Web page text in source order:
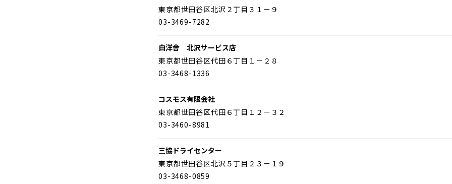
東京都世田谷区北沢２丁目３１－９
03-3469-7282
白洋舎 北沢サービス店
東京都世田谷区代田６丁目１－２８
03-3468-1336
コスモス有限会社
東京都世田谷区代田６丁目１２－３２
03-3460-8981
三協ドライセンター
東京都世田谷区北沢５丁目２３－１９
03-3468-0859